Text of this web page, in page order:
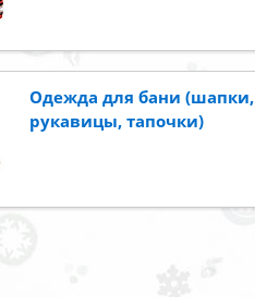
Одежда для бани (шапки,
рукавицы, тапочки)